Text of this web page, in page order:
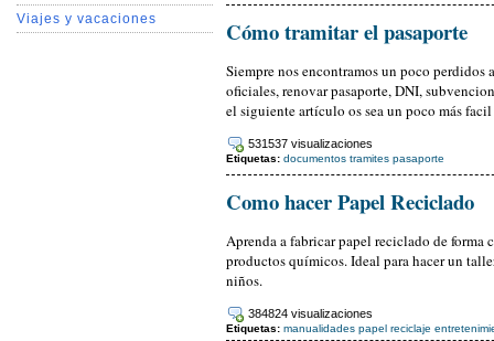
Viajes y vacaciones
Cómo tramitar el pasaporte
Siempre nos encontramos un poco perdidos
oficiales, renovar pasaporte, DNI,
el siguiente artículo os sea un poco más
531537 visualizaciones
Etiquetas: documentos tramites pasaporte
Como hacer Papel Reciclado
Aprenda a fabricar papel reciclado de forma
productos químicos. Ideal para hacer un
niños.
384824 visualizaciones
Etiquetas: manualidades papel reciclaje